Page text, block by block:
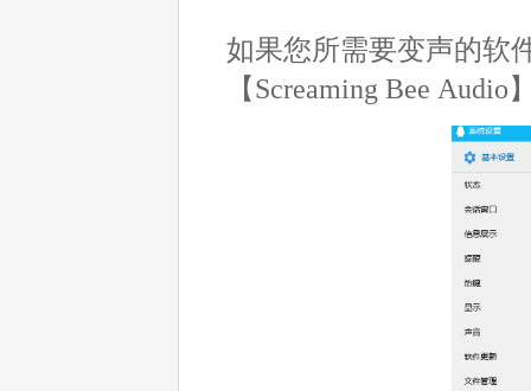
如果您所需要变声的软
【Screaming Bee Audio